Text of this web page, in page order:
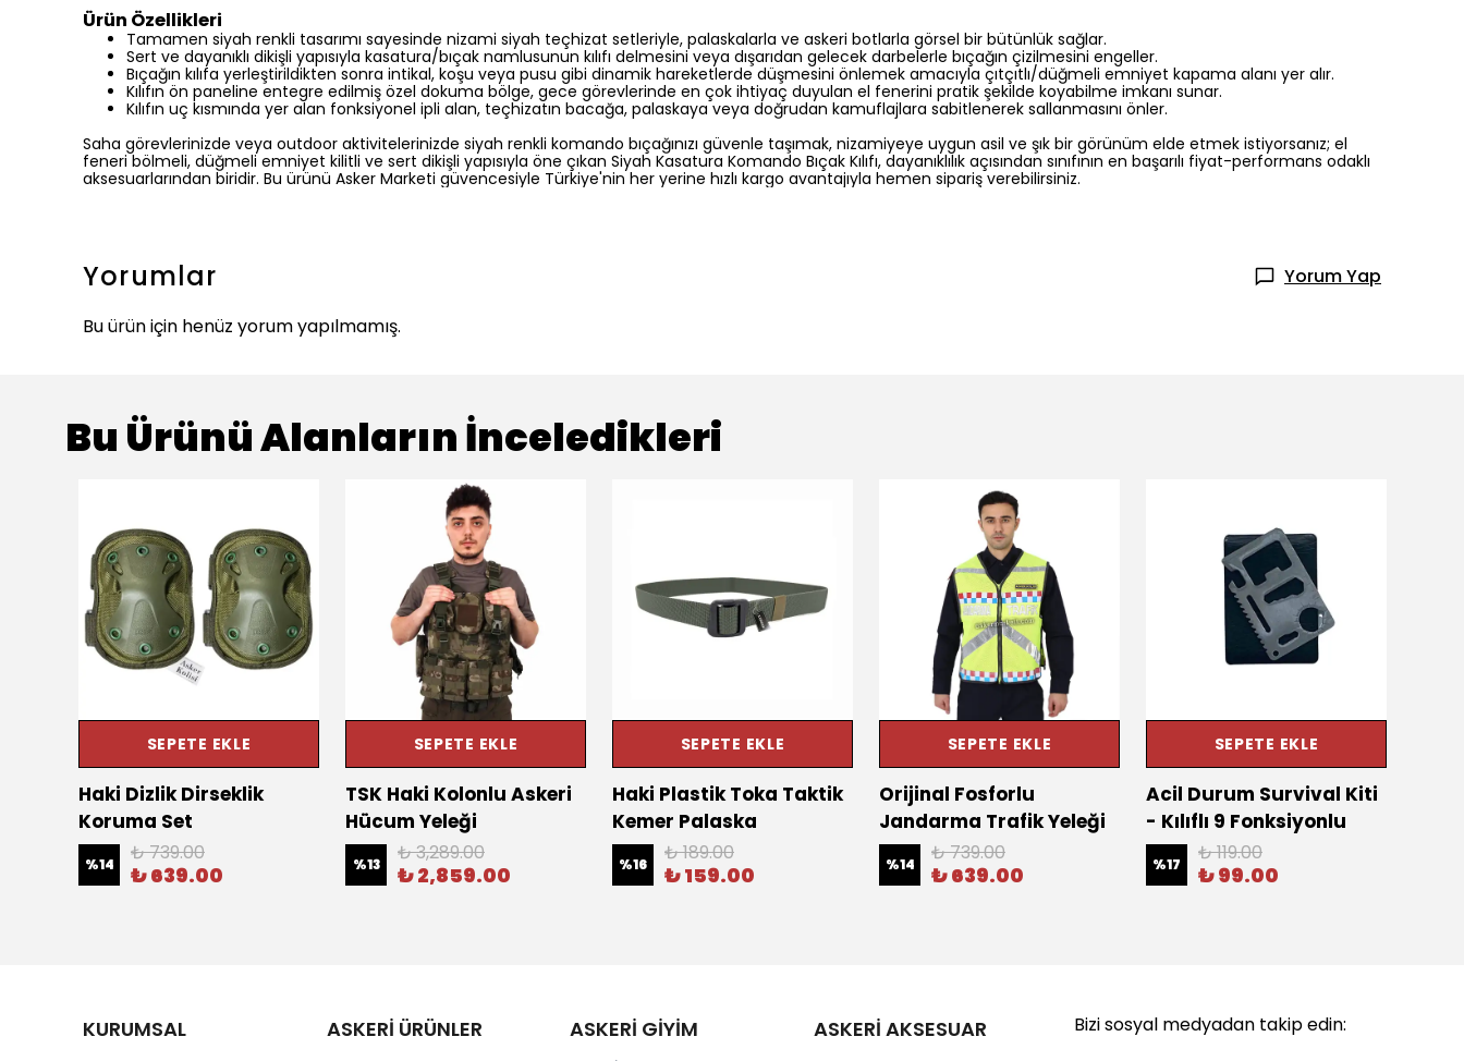
Ürün Özellikleri
Tamamen siyah renkli tasarımı sayesinde nizami siyah teçhizat setleriyle, palaskalarla ve askeri botlarla görsel bir bütünlük sağlar.
Sert ve dayanıklı dikişli yapısıyla kasatura/bıçak namlusunun kılıfı delmesini veya dışarıdan gelecek darbelerle bıçağın çizilmesini engeller.
Bıçağın kılıfa yerleştirildikten sonra intikal, koşu veya pusu gibi dinamik hareketlerde düşmesini önlemek amacıyla çıtçıtlı/düğmeli emniyet kapama alanı yer alır.
Kılıfın ön paneline entegre edilmiş özel dokuma bölge, gece görevlerinde en çok ihtiyaç duyulan el fenerini pratik şekilde koyabilme imkanı sunar.
Kılıfın uç kısmında yer alan fonksiyonel ipli alan, teçhizatın bacağa, palaskaya veya doğrudan kamuflajlara sabitlenerek sallanmasını önler.
Saha görevlerinizde veya outdoor aktivitelerinizde siyah renkli komando bıçağınızı güvenle taşımak, nizamiyeye uygun asil ve şık bir görünüm elde etmek istiyorsanız; el
feneri bölmeli, düğmeli emniyet kilitli ve sert dikişli yapısıyla öne çıkan Siyah Kasatura Komando Bıçak Kılıfı, dayanıklılık açısından sınıfının en başarılı fiyat-performans odaklı
aksesuarlarından biridir. Bu ürünü Asker Marketi güvencesiyle Türkiye'nin her yerine hızlı kargo avantajıyla hemen sipariş verebilirsiniz.
Yorumlar
Yorum Yap
Bu ürün için henüz yorum yapılmamış.
Bu Ürünü Alanların İnceledikleri
SEPETE EKLE
Haki Dizlik Dirseklik
Koruma Set
%14 ₺ 739.00
₺ 639.00
SEPETE EKLE
TSK Haki Kolonlu Askeri
Hücum Yeleği
%13 ₺ 3,289.00
₺ 2,859.00
SEPETE EKLE
Haki Plastik Toka Taktik
Kemer Palaska
%16 ₺ 189.00
₺ 159.00
SEPETE EKLE
Orijinal Fosforlu
Jandarma Trafik Yeleği
%14 ₺ 739.00
₺ 639.00
SEPETE EKLE
Acil Durum Survival Kiti
- Kılıflı 9 Fonksiyonlu
%17 ₺ 119.00
₺ 99.00
KURUMSAL ASKERİ ÜRÜNLER ASKERİ GİYİM ASKERİ AKSESUAR Bizi sosyal medyadan takip edin: